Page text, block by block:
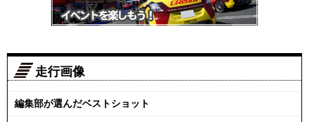
走行画像
編集部が選んだベストショット